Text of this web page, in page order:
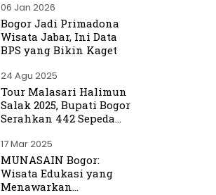
Sektor Pariwisata
06 Jan 2026
Bogor Jadi Primadona
Wisata Jabar, Ini Data
BPS yang Bikin Kaget
24 Agu 2025
Tour Malasari Halimun
Salak 2025, Bupati Bogor
Serahkan 442 Sepeda
17 Mar 2025
MUNASAIN Bogor:
Wisata Edukasi yang
Menawarkan